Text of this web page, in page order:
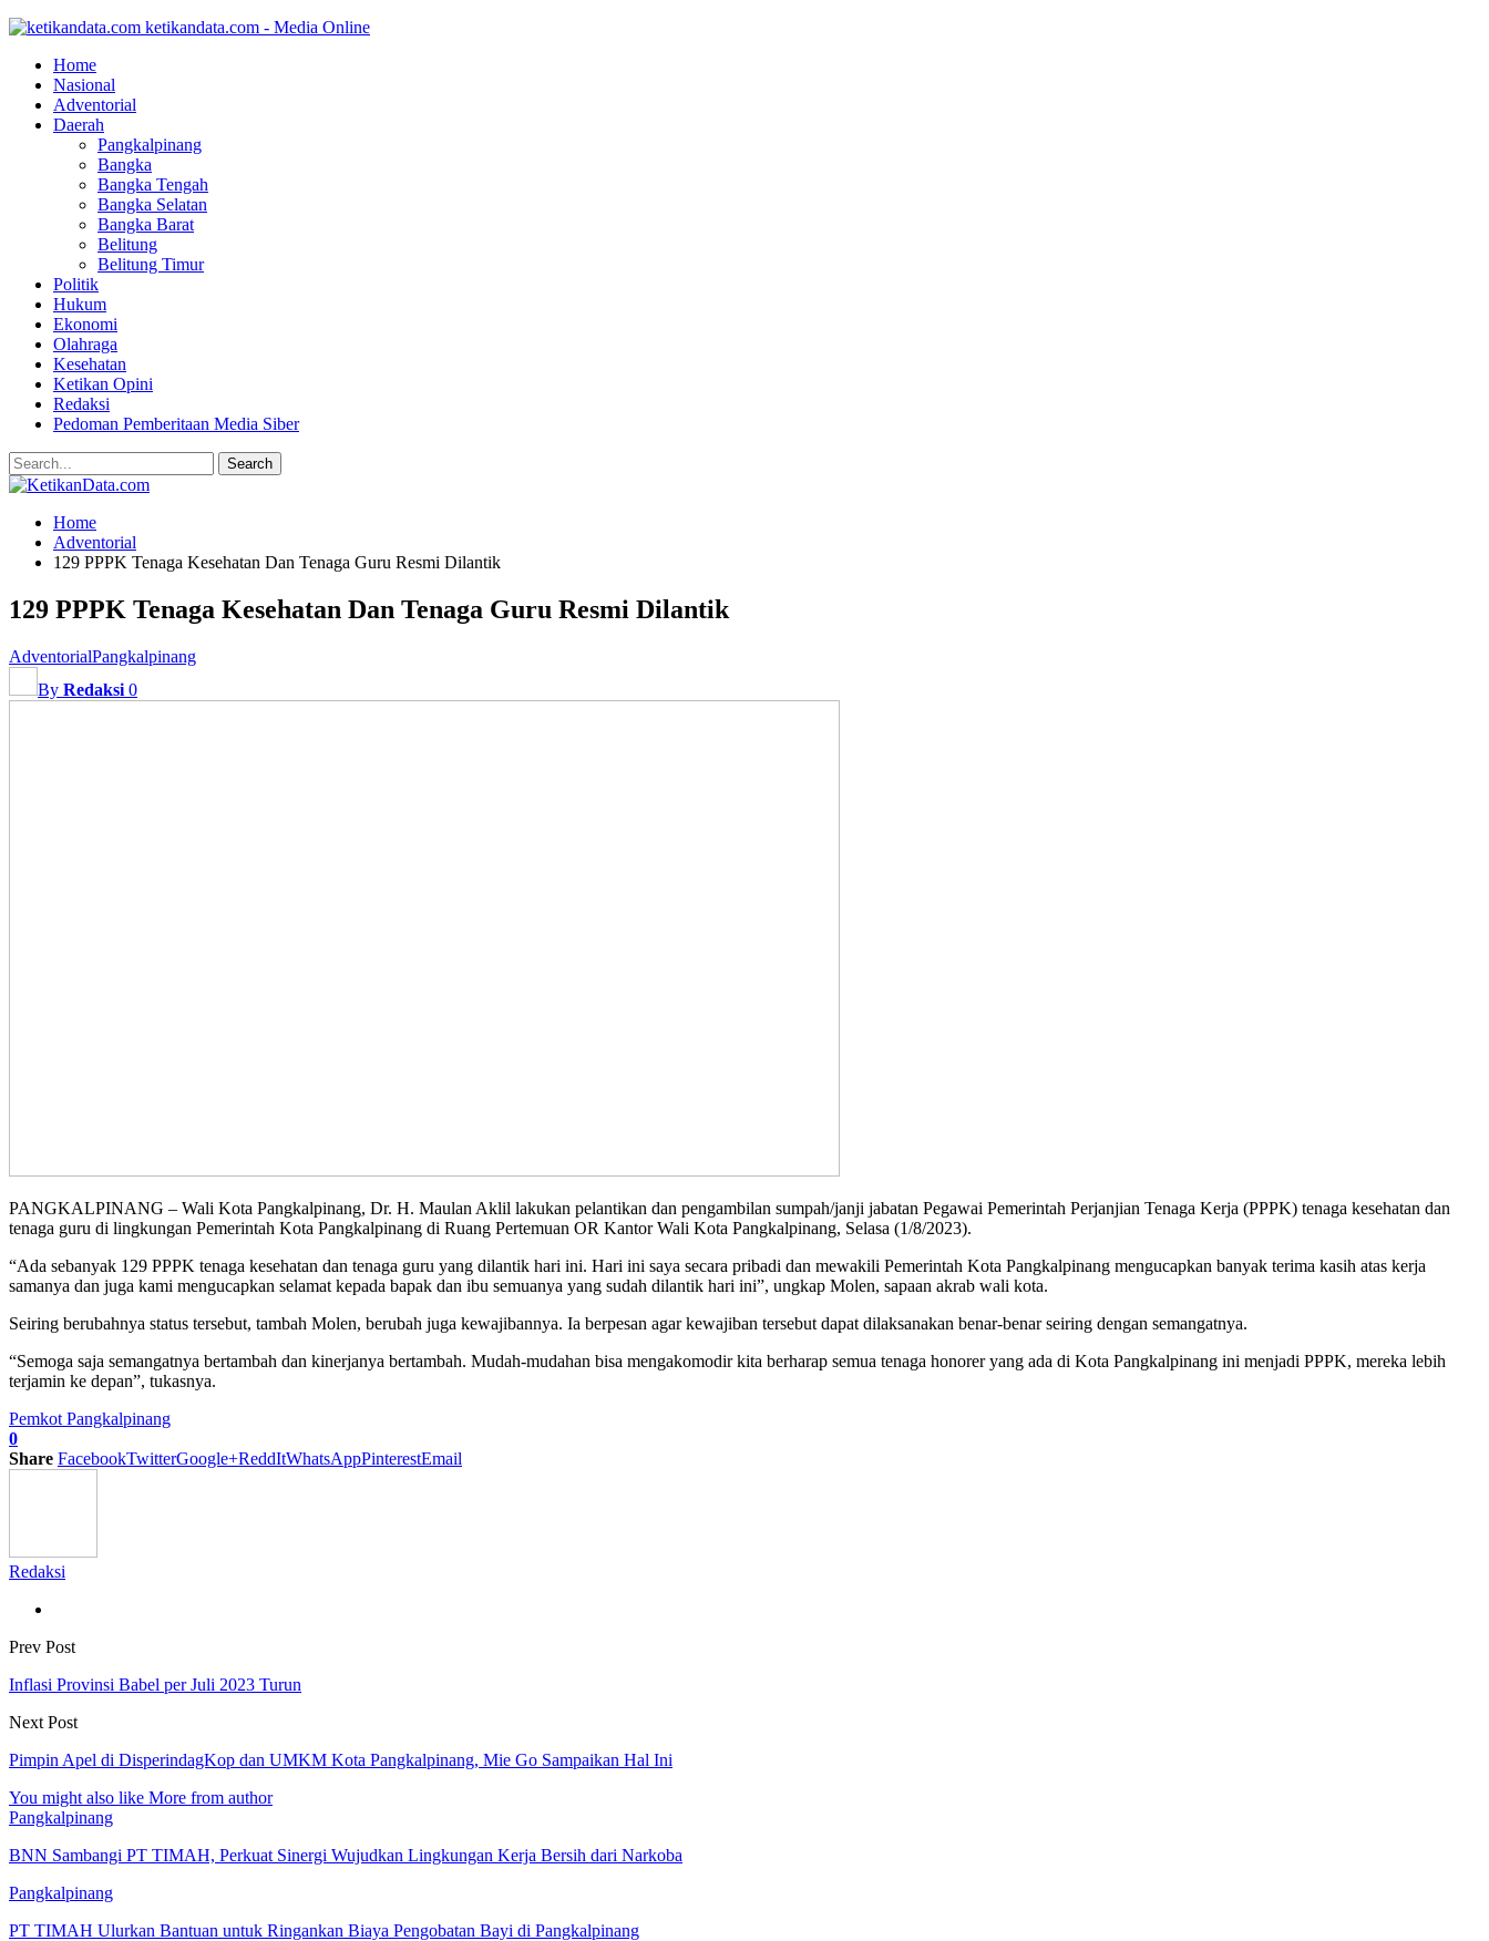
ketikandata.com - Media Online
Home
Nasional
Adventorial
Daerah
Pangkalpinang
Bangka
Bangka Tengah
Bangka Selatan
Bangka Barat
Belitung
Belitung Timur
Politik
Hukum
Ekonomi
Olahraga
Kesehatan
Ketikan Opini
Redaksi
Pedoman Pemberitaan Media Siber
Home
Adventorial
129 PPPK Tenaga Kesehatan Dan Tenaga Guru Resmi Dilantik
129 PPPK Tenaga Kesehatan Dan Tenaga Guru Resmi Dilantik
AdventorialPangkalpinang
By Redaksi 0
PANGKALPINANG – Wali Kota Pangkalpinang, Dr. H. Maulan Aklil lakukan pelantikan dan pengambilan sumpah/janji jabatan Pegawai Pemerintah Perjanjian Tenaga Kerja (PPPK) tenaga kesehatan dan
tenaga guru di lingkungan Pemerintah Kota Pangkalpinang di Ruang Pertemuan OR Kantor Wali Kota Pangkalpinang, Selasa (1/8/2023).
“Ada sebanyak 129 PPPK tenaga kesehatan dan tenaga guru yang dilantik hari ini. Hari ini saya secara pribadi dan mewakili Pemerintah Kota Pangkalpinang mengucapkan banyak terima kasih atas kerja
samanya dan juga kami mengucapkan selamat kepada bapak dan ibu semuanya yang sudah dilantik hari ini”, ungkap Molen, sapaan akrab wali kota.
Seiring berubahnya status tersebut, tambah Molen, berubah juga kewajibannya. Ia berpesan agar kewajiban tersebut dapat dilaksanakan benar-benar seiring dengan semangatnya.
“Semoga saja semangatnya bertambah dan kinerjanya bertambah. Mudah-mudahan bisa mengakomodir kita berharap semua tenaga honorer yang ada di Kota Pangkalpinang ini menjadi PPPK, mereka lebih
terjamin ke depan”, tukasnya.
Pemkot Pangkalpinang
0
Share FacebookTwitterGoogle+ReddItWhatsAppPinterestEmail
Redaksi
Prev Post
Inflasi Provinsi Babel per Juli 2023 Turun
Next Post
Pimpin Apel di DisperindagKop dan UMKM Kota Pangkalpinang, Mie Go Sampaikan Hal Ini
You might also like More from author
Pangkalpinang
BNN Sambangi PT TIMAH, Perkuat Sinergi Wujudkan Lingkungan Kerja Bersih dari Narkoba
Pangkalpinang
PT TIMAH Ulurkan Bantuan untuk Ringankan Biaya Pengobatan Bayi di Pangkalpinang